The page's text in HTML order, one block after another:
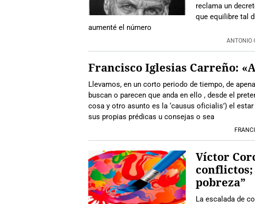
reclama un
que equilibre tal
aumenté el número
ANTONIO
Francisco Iglesias Carreño:
Llevamos, en un corto periodo de tiempo, de
buscan o parecen que anda en ello , desde el
cosa y otro asunto es la ‘causus oficialis’) el
sus propias prédicas u consejas o sea
Víctor
pobreza”
La escalada de